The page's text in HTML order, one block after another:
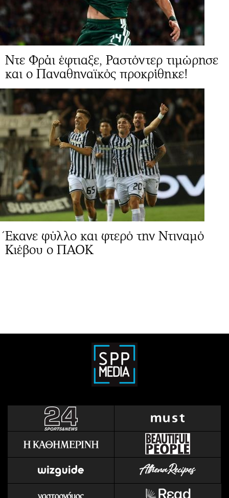
Ντε Φράι έφτιαξε, Ραστόντερ τιμώρησε
και ο Παναθηναϊκός προκρίθηκε!
Έκανε φύλλο και φτερό την Ντιναμό
Κιέβου ο ΠΑΟΚ